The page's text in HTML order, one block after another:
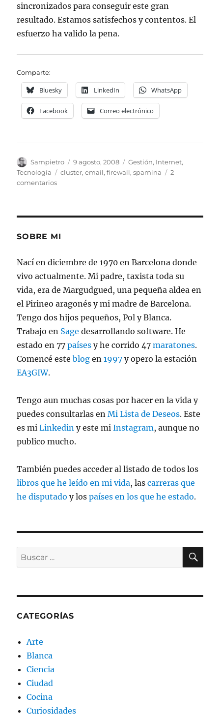
sincronizados para conseguir este gran
resultado. Estamos satisfechos y contentos. El
esfuerzo ha valido la pena.
Comparte:
Bluesky LinkedIn WhatsApp
Facebook Correo electrónico
Autor
Sampietro
Publicado
el
9 agosto, 2008 Categorías
Gestión, Internet,
Tecnología
Etiquetas
cluster,email,firewall,spamina
2
comentariosen
publicada
SOBRE MI
Nací en diciembre de 1970 en Barcelona donde
vivo actualmente. Mi padre, taxista toda su
vida, era de Margudgued, una pequeña aldea en
el Pirineo aragonés y mi madre de Barcelona.
Tengo dos hijos pequeños, Pol y Blanca.
Trabajo en Sage desarrollando software. He
estado en 77países y he corrido 47maratones.
Comencé esteblog en1997 y opero la estación
EA3GIW.
Tengo aun muchas cosas por hacer en la vida y
puedes consultarlas enMi Lista de Deseos. Este
es miLinkedin y este miInstagram, aunque no
publico mucho.
También puedes acceder al listado de todos los
libros que he leído en mi vida, lascarreras que
he disputado y lospaíses en los que he estado.
Buscar
por:
CATEGORÍAS
Arte
Blanca
Ciencia
Ciudad
Cocina
Curiosidades